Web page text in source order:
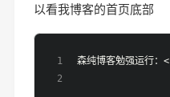
以看我博客的首页底部
森纯博客勉强运行：